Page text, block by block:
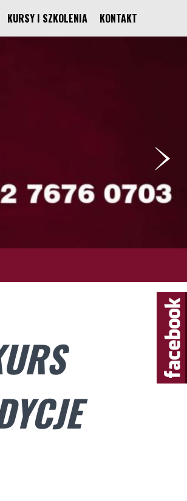
KURSY I SZKOLENIA KONTAKT